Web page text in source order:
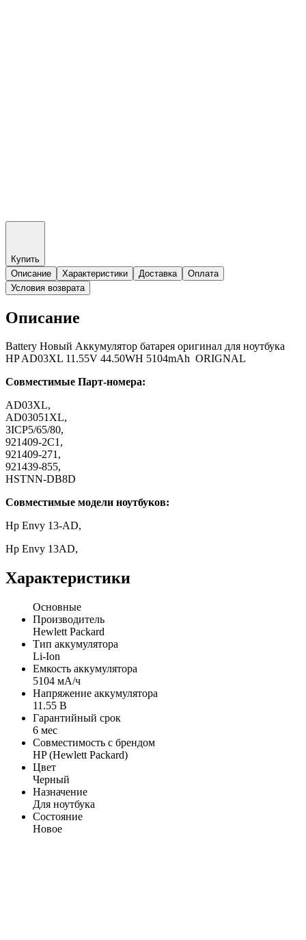
Купить
Описание
Характеристики Доставка
Оплата
Условия возврата
Описание
Battery Новый Аккумулятор батарея оригинал для ноутбука
HP AD03XL 11.55V 44.50WH 5104mAh ORIGNAL
Совместимые Парт-номера:
AD03XL,
AD03051XL,
3ICP5/65/80,
921409-2C1,
921409-271,
921439-855,
HSTNN-DB8D
Совместимые модели ноутбуков:
Hp Envy 13-AD,
Hp Envy 13AD,
Характеристики
Основные
Производитель
Hewlett Packard
Тип аккумулятора
Li-Ion
Емкость аккумулятора
5104 мА/ч
Напряжение аккумулятора
11.55 В
Гарантийный срок
6 мес
Совместимость с брендом
HP (Hewlett Packard)
Цвет
Черный
Назначение
Для ноутбука
Состояние
Новое